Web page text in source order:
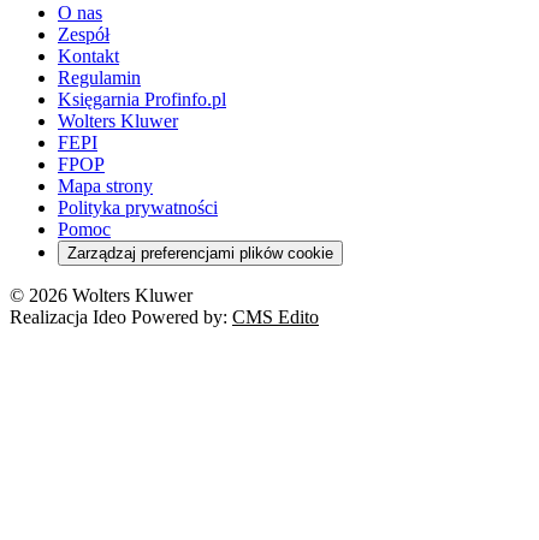
O nas
Zespół
Kontakt
Regulamin
Księgarnia Profinfo.pl
Wolters Kluwer
FEPI
FPOP
Mapa strony
Polityka prywatności
Pomoc
Zarządzaj preferencjami plików cookie
© 2026 Wolters Kluwer
Realizacja Ideo Powered by: CMS Edito